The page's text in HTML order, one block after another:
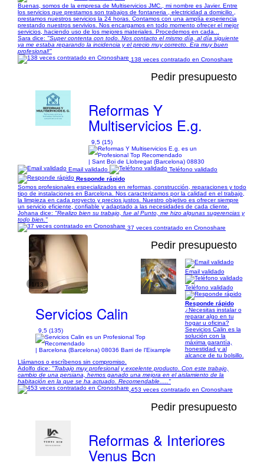
Buenas, somos de la empresa de Multiservicios JMC., mi nombre es Javier. Entre
los servicios que prestamos son trabajos de fontaneria , electricidad a domicilio ,
prestamos nuestros servicios la 24 horas. Contamos con una amplía experiencia
prestando nuestros servivios. Nos encargamos en todo momento ofrecer el mejor
servicios, haciendo uso de los mejores materiales. Procedemos en cada...
Sara dice: "Super contenta con todo. Nos contacto el mismo día, al día siguiente
ya me estaba reparando la incidencia y el precio muy correcto. Era muy buen
profesional!"
138 veces contratado en Cronoshare
Pedir presupuesto
Reformas Y
Multiservicios E.g.
9,5 (15)
| Sant Boi de Llobregat (Barcelona) 08830
Email validado
Teléfono validado
Responde rápido
Somos profesionales especializados en reformas, construcción, reparaciones y todo
tipo de instalaciones en Barcelona. Nos caracterizamos por la calidad en el trabajo,
la limpieza en cada proyecto y precios justos. Nuestro objetivo es ofrecer siempre
un servicio eficiente, confiable y adaptado a las necesidades de cada cliente.
Johana dice: "Realizo bien su trabajo, fue al Punto, me hizo algunas sugerencias y
todo bien."
37 veces contratado en Cronoshare
1/13
Pedir presupuesto
Servicios Calin
9,5 (135)
| Barcelona (Barcelona) 08036 Barri de l'Eixample
Email validado
Teléfono validado
Responde rápido
¿Necesitas instalar o
reparar algo en tu
hogar u oficina?
Seevicios Calin es la
solución con la
máxima garantía,
honestidad y al
alcance de tu bolsillo.
Llámanos o escríbenos sin compromiso.
Adolfo dice: "Trabajo muy profesional y excelente producto. Con este trabajo,
cambio de una persiana, hemos ganado una mejora en el aislamiento de la
habitación en la que se ha actuado. Recomendable....."
453 veces contratado en Cronoshare
Pedir presupuesto
Reformas & Interiores
Venus Bcn